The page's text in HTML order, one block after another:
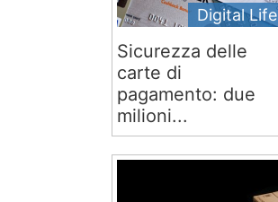
Digital Life
Sicurezza delle
carte di
pagamento: due
milioni...